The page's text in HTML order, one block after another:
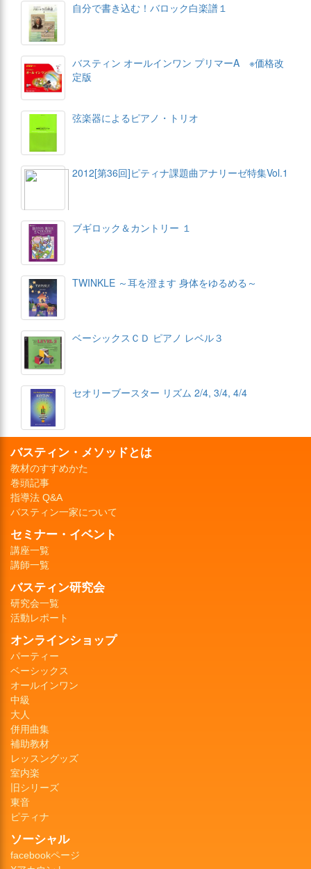
自分で書き込む！バロック白楽譜１
バスティン オールインワン プリマーA ※価格改
定版
弦楽器によるピアノ・トリオ
2012[第36回]ピティナ課題曲アナリーゼ特集Vol.1
ブギロック＆カントリー １
TWINKLE ～耳を澄ます 身体をゆるめる～
ベーシックスＣＤ ピアノ レベル３
セオリーブースター リズム 2/4, 3/4, 4/4
バスティン・メソッドとは
教材のすすめかた
巻頭記事
指導法 Q&A
バスティン一家について
セミナー・イベント
講座一覧
講師一覧
バスティン研究会
研究会一覧
活動レポート
オンラインショップ
パーティー
ベーシックス
オールインワン
中級
大人
併用曲集
補助教材
レッスングッズ
室内楽
旧シリーズ
東音
ピティナ
ソーシャル
facebookページ